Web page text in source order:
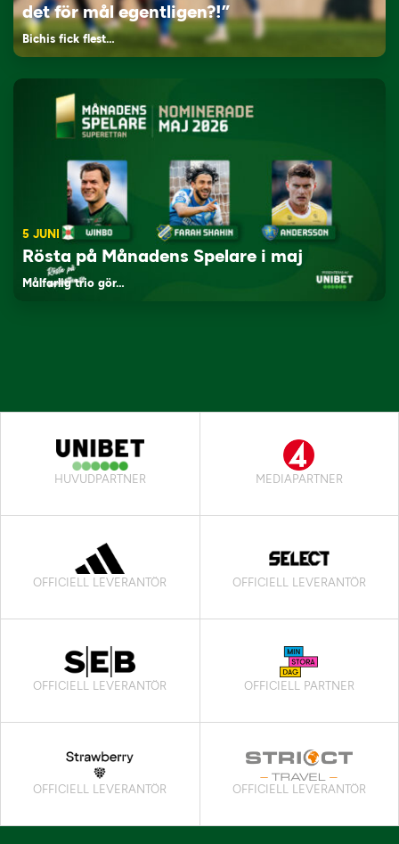
det för mål egentligen?!”
Bichis fick flest…
5 JUNI
Rösta på Månadens Spelare i maj
Målfarlig trio gör…
HUVUDPARTNER MEDIAPARTNER
OFFICIELL LEVERANTÖR OFFICIELL LEVERANTÖR
OFFICIELL LEVERANTÖR OFFICIELL PARTNER
OFFICIELL LEVERANTÖR OFFICIELL LEVERANTÖR